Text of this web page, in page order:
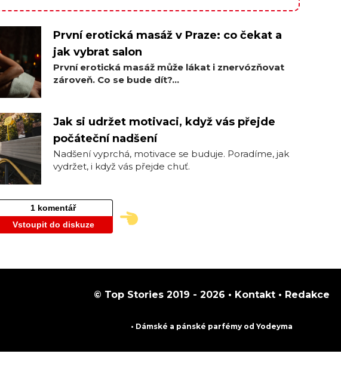
První erotická masáž v Praze: co čekat a
jak vybrat salon
První erotická masáž může lákat i znervózňovat
zároveň. Co se bude dít?...
Jak si udržet motivaci, když vás přejde
počáteční nadšení
Nadšení vyprchá, motivace se buduje. Poradíme, jak
vydržet, i když vás přejde chuť.
1 komentář
Vstoupit do diskuze
© Top Stories 2019 - 2026 • Kontakt• Redakce
• Dámské a pánské parfémyod Yodeyma